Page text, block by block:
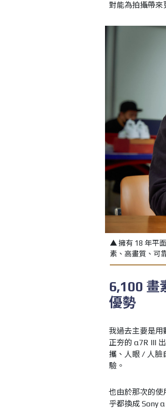
對能為拍攝帶來
▲ 擁有 18 年平
素、高畫質、可
6,100 畫
優勢
我過去主要是用
正夯的 α7R III
攜、人眼 / 人臉
驗。
也由於那次的使
乎都換成 Sony